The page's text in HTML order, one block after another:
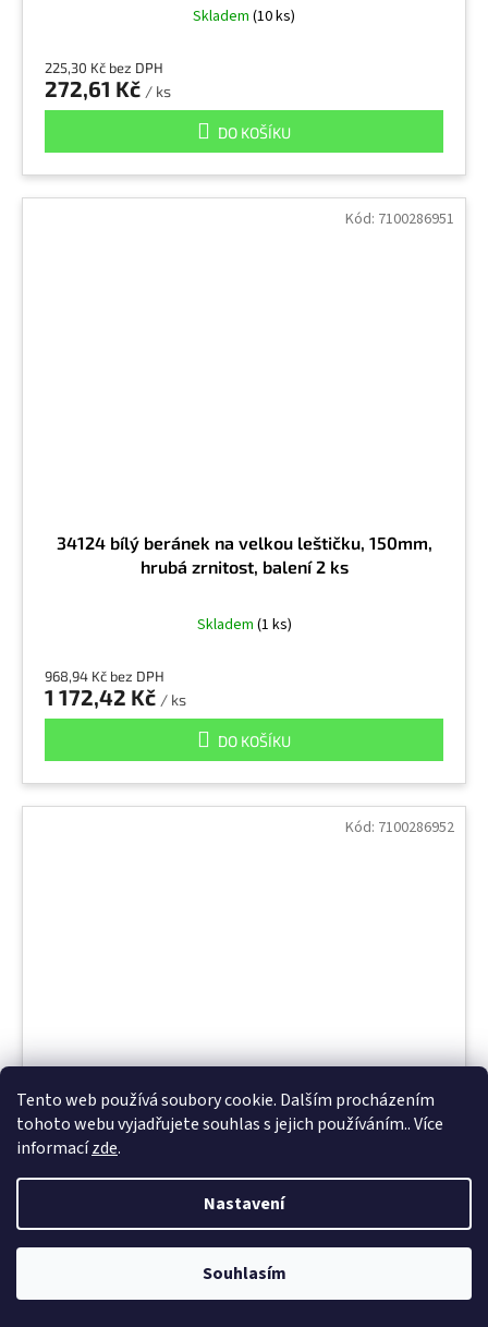
Tento web používá soubory cookie. Dalším procházením
tohoto webu vyjadřujete souhlas s jejich používáním.. Více
informacízde.
Nastavení
Souhlasím
Skladem (10 ks)
225,30 Kč bez DPH
272,61 Kč / ks
DO KOŠÍKU
34124 bílý beránek na velkou leštičku, 150mm,
hrubá zrnitost, balení 2 ks
Skladem (1 ks)
968,94 Kč bez DPH
1 172,42 Kč / ks
DO KOŠÍKU
Kód: 7100286951
34120 bílý beránek na malou leštičku, 130mm,
hrubá zrnitost, balení 2 ks
Skladem(1 ks)
1 037,41 Kč
Kód: 7100286952